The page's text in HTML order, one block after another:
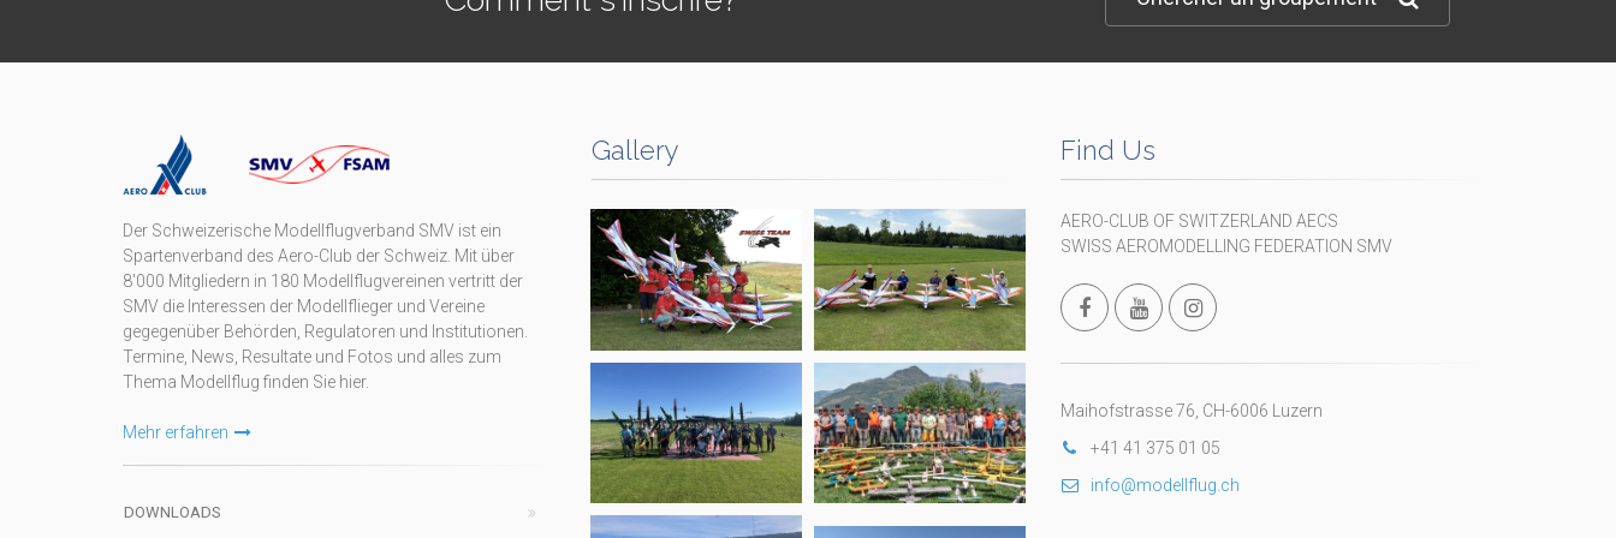
Der Schweizerische Modellflugverband SMV ist ein
Spartenverband des Aero-Club der Schweiz. Mit über
8'000 Mitgliedern in 180 Modellflugvereinen vertritt der
SMV die Interessen der Modellflieger und Vereine
gegegenüber Behörden, Regulatoren und Institutionen.
Termine, News, Resultate und Fotos und alles zum
Thema Modellflug finden Sie hier.
Mehr erfahren
DOWNLOADS
Gallery Find Us
AERO-CLUB OF SWITZERLAND AECS
SWISS AEROMODELLING FEDERATION SMV
Maihofstrasse 76, CH-6006 Luzern
+41 41 375 01 05
info@modellflug.ch